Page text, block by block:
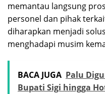
memantau langsung
personel dan pihak
diharapkan menjadi
menghadapi musim
BACA JUGA Palu
Bupati Sigi hingga